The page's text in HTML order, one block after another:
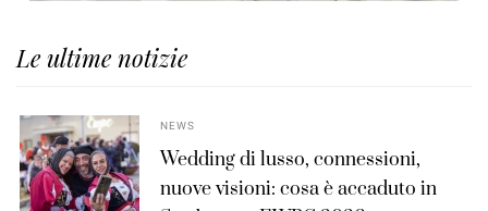
Le ultime notizie
NEWS
Wedding di lusso, connessioni,
nuove visioni: cosa è accaduto in